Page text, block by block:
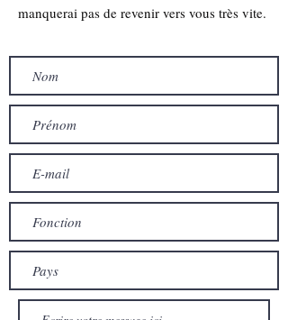
manquerai pas de revenir vers vous très vite.